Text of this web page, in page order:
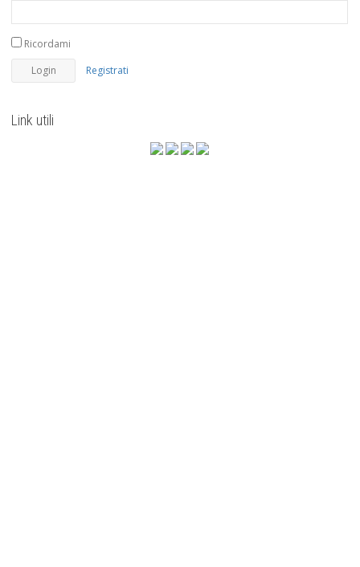
Ricordami
Registrati
Link utili